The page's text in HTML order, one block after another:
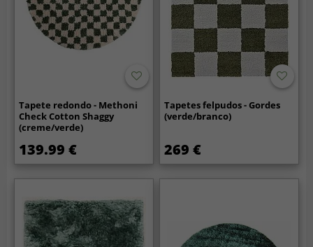
Tapete redondo - Methoni
Check Cotton Shaggy
(creme/verde)
139.99 €
Tapetes felpudos - Gordes
(verde/branco)
269 €